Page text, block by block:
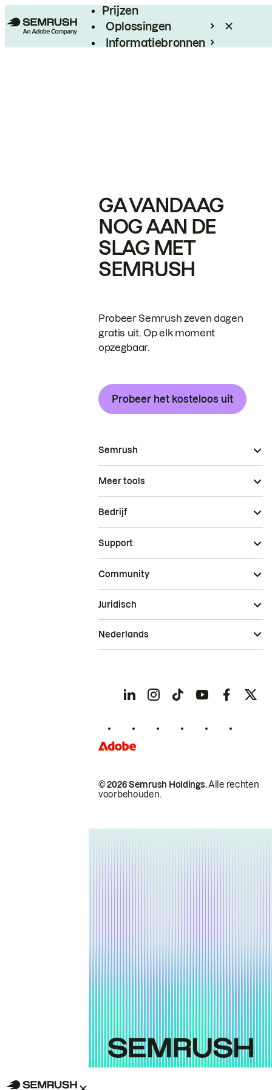
Prijzen
Oplossingen
Informatiebronnen
GA VANDAAG
NOG AAN DE
SLAG MET
SEMRUSH
Probeer Semrush zeven dagen
gratis uit. Op elk moment
opzegbaar.
Probeer het kosteloos uit
Semrush
Meer tools
Bedrijf
Support
Community
© 2026 Semrush Holdings.Alle rechten
voorbehouden.
Juridisch
Nederlands